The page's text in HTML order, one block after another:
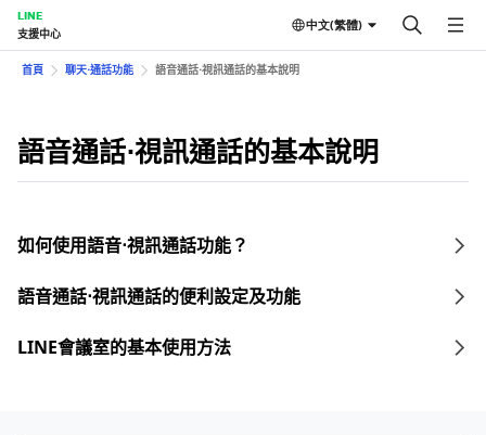
LINE
支援中心
中文(繁體)
首頁 聊天⋅通話功能 語音通話⋅視訊通話的基本說明
語音通話⋅視訊通話的基本說明
如何使用語音⋅視訊通話功能？
語音通話⋅視訊通話的便利設定及功能
LINE會議室的基本使用方法